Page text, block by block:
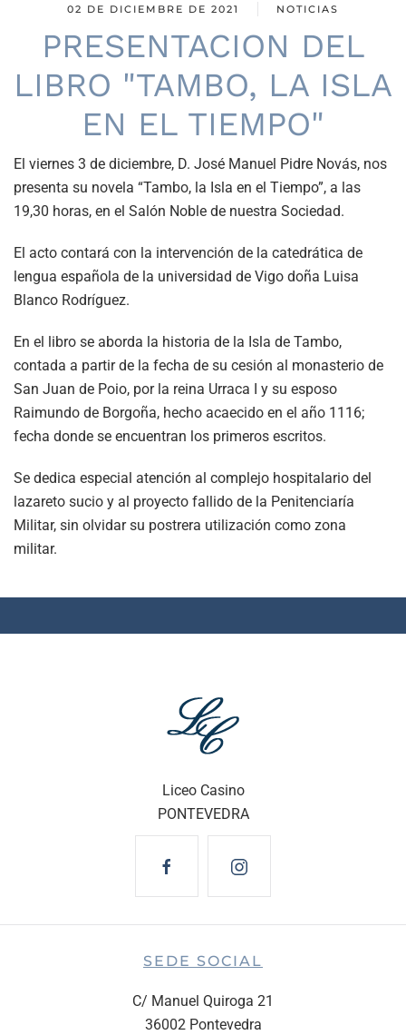
02 DE DICIEMBRE DE 2021 NOTICIAS
PRESENTACION DEL
LIBRO "TAMBO, LA ISLA
EN EL TIEMPO"
El viernes 3 de diciembre, D. José Manuel Pidre Novás, nos
presenta su novela “Tambo, la Isla en el Tiempo”, a las
19,30 horas, en el Salón Noble de nuestra Sociedad.
El acto contará con la intervención de la catedrática de
lengua española de la universidad de Vigo doña Luisa
Blanco Rodríguez.
En el libro se aborda la historia de la Isla de Tambo,
contada a partir de la fecha de su cesión al monasterio de
San Juan de Poio, por la reina Urraca I y su esposo
Raimundo de Borgoña, hecho acaecido en el año 1116;
fecha donde se encuentran los primeros escritos.
Se dedica especial atención al complejo hospitalario del
lazareto sucio y al proyecto fallido de la Penitenciaría
Militar, sin olvidar su postrera utilización como zona
militar.
Liceo Casino
PONTEVEDRA
SEDE SOCIAL
C/ Manuel Quiroga 21
36002 Pontevedra